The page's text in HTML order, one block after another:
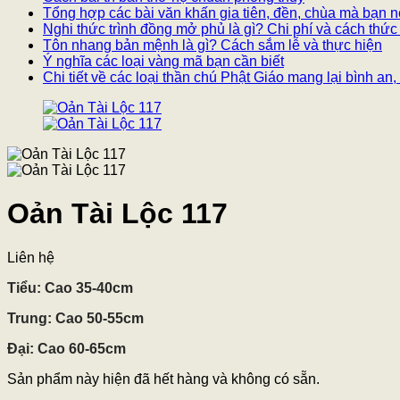
Tổng hợp các bài văn khấn gia tiên, đền, chùa mà bạn
Nghi thức trình đồng mở phủ là gì? Chi phí và cách thức
Tôn nhang bản mệnh là gì? Cách sắm lễ và thực hiện
Ý nghĩa các loại vàng mã bạn cần biết
Chi tiết về các loại thần chú Phật Giáo mang lại bình an,
Oản Tài Lộc 117
Liên hệ
Tiểu: Cao 35-40cm
Trung: Cao 50-55cm
Đại: Cao 60-65cm
Sản phẩm này hiện đã hết hàng và không có sẵn.